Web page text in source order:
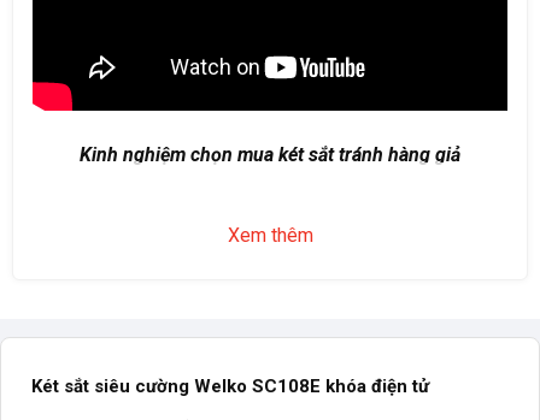
Kinh nghiệm chọn mua két sắt tránh hàng giả
Xem thêm
Két sắt siêu cường Welko SC108E khóa điện tử